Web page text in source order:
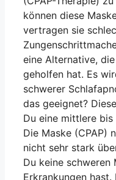
sondern über
Einer am Hals
Noch am Tag
Patient in der
sprechen. Die
Systems dauert
Operation wird
Herrn
Das Genio
einen kurzen
etwa 5 Tagen
wird
Die
werden
können diese
vertragen sie
eine Alternative,
geholfen hat. Es
schwerer
das geeignet?
Du eine mittlere
Die Maske (CPAP)
nicht sehr stark
Du keine
Erkrankungen